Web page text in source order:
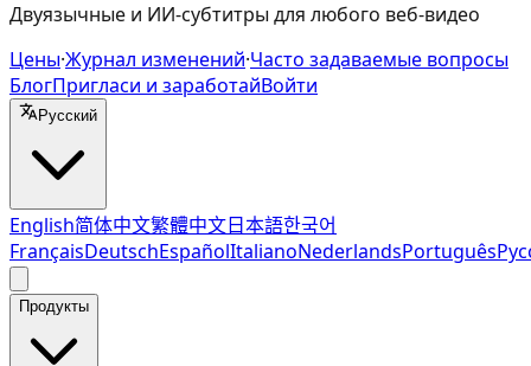
Двуязычные и ИИ-субтитры для любого веб-видео
Цены·Журнал изменений·Часто задаваемые вопросы
БлогПригласи и заработайВойти
Русский
English简体中文繁體中文日本語한국어
FrançaisDeutschEspañolItalianoNederlandsPortuguês
Продукты